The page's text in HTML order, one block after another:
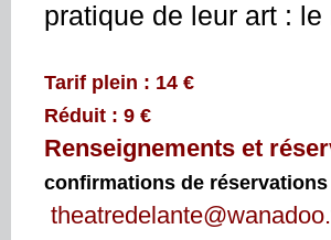
pratique de leur art :
Tarif plein : 14 €
Réduit : 9 €
Renseignements et
confirmations de réservations